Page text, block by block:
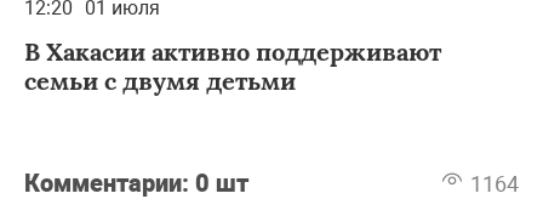
12:20 01 июля
В Хакасии активно поддерживают
семьи с двумя детьми
Комментарии: 0 шт 1164